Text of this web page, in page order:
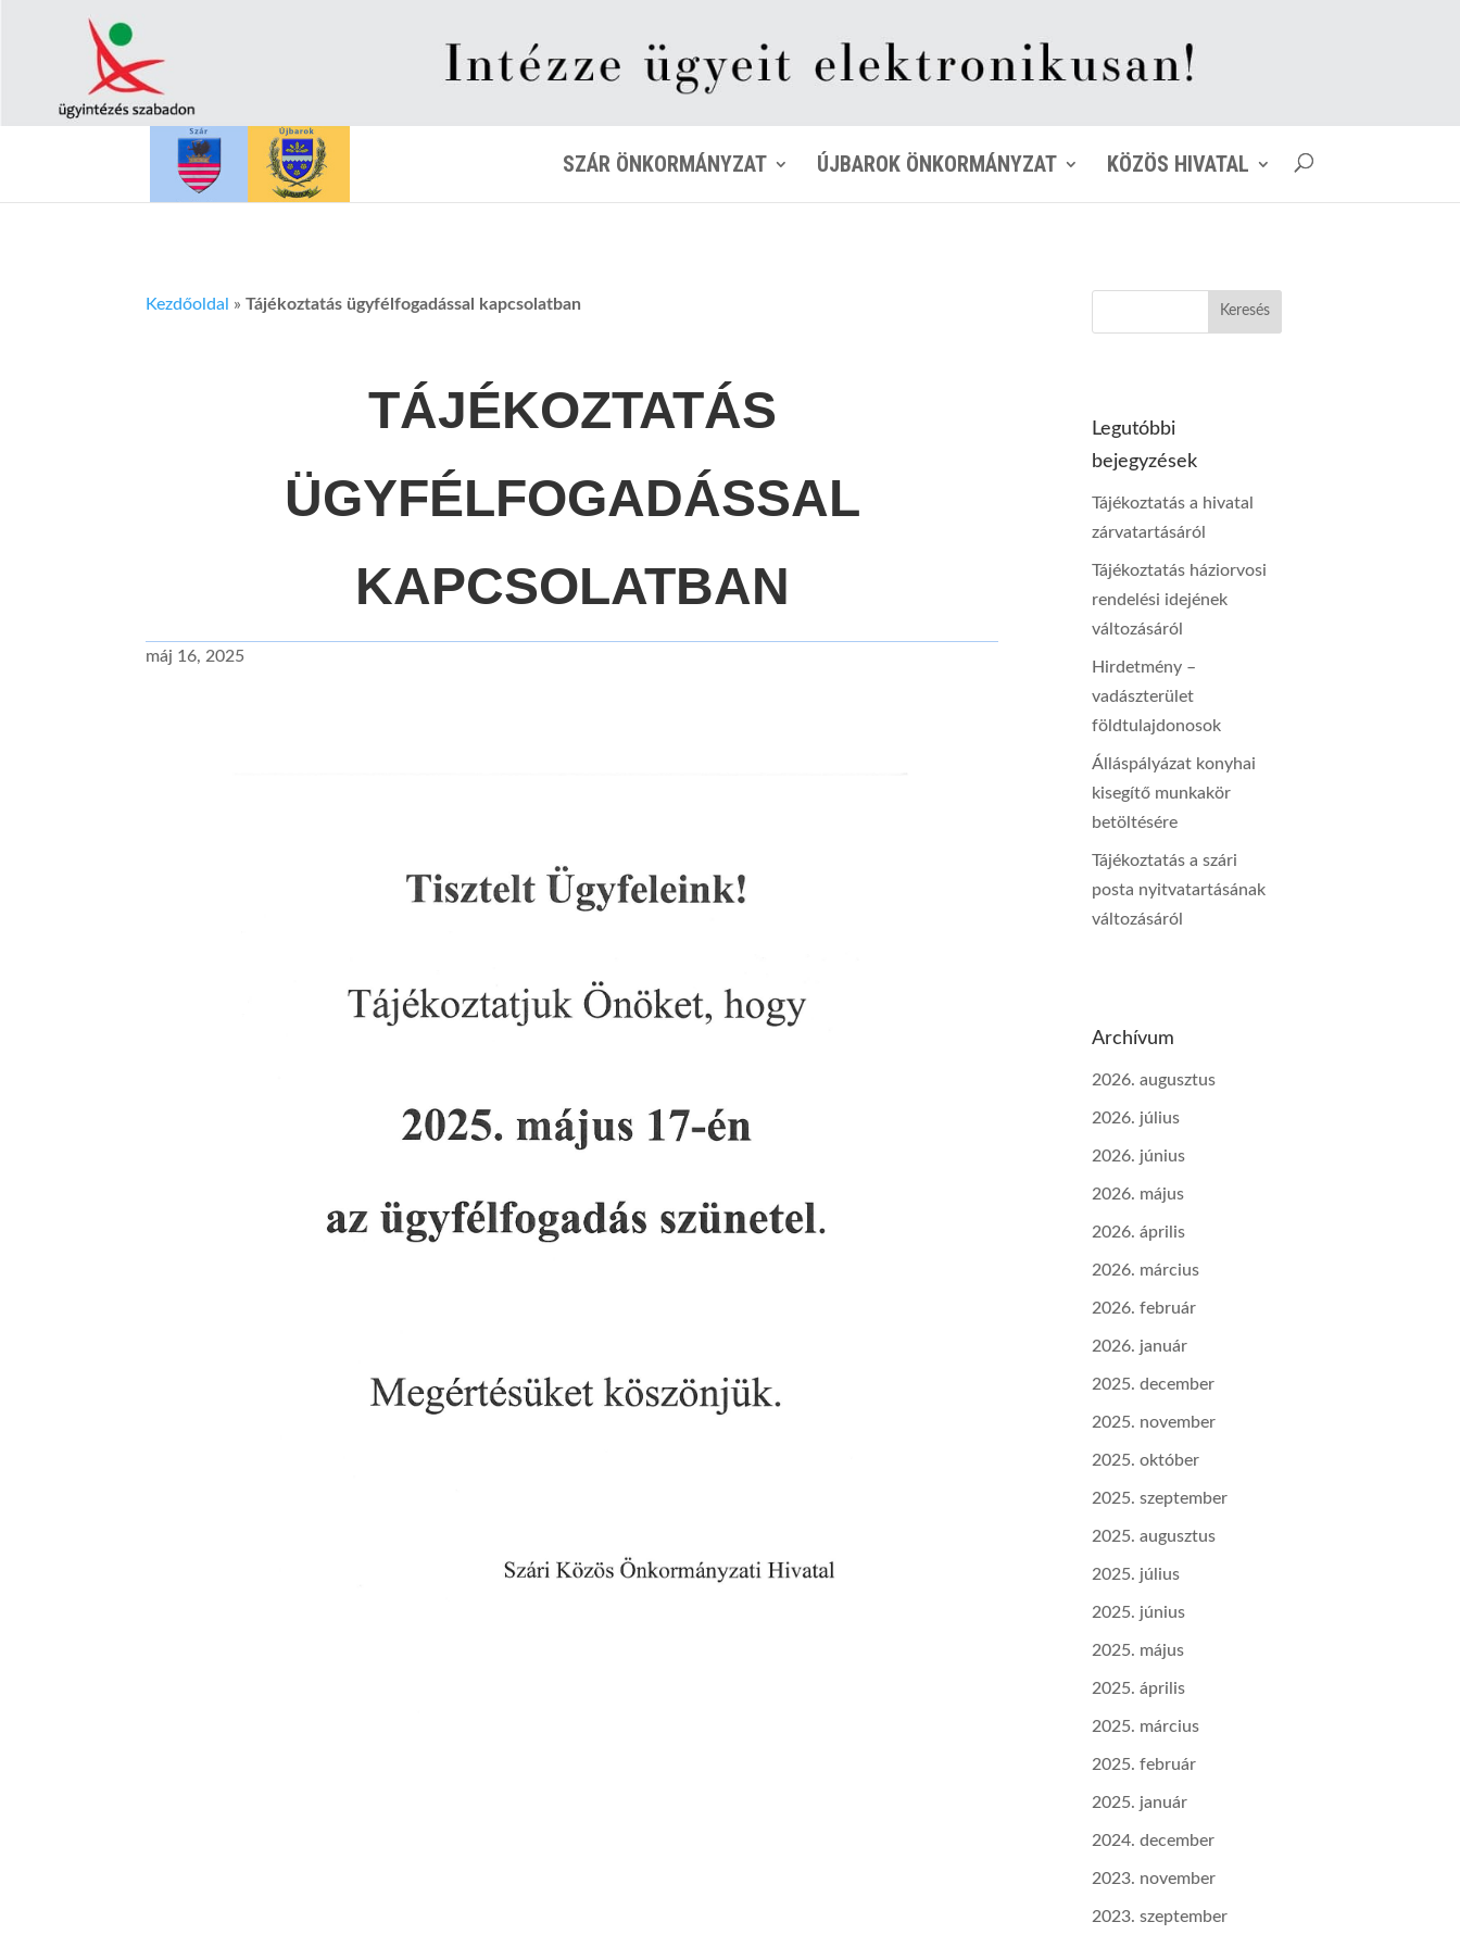
SZÁR ÖNKORMÁNYZAT ÚJBAROK ÖNKORMÁNYZAT KÖZÖS HIVATAL
Kezdőoldal »Tájékoztatás ügyfélfogadással kapcsolatban
TÁJÉKOZTATÁS
ÜGYFÉLFOGADÁSSAL
KAPCSOLATBAN
máj 16, 2025
Legutóbbi
bejegyzések
Tájékoztatás a hivatal
zárvatartásáról
Tájékoztatás háziorvosi
rendelési idejének
változásáról
Hirdetmény –
vadászterület
földtulajdonosok
Álláspályázat konyhai
kisegítő munkakör
betöltésére
Tájékoztatás a szári
posta nyitvatartásának
változásáról
Archívum
2026. augusztus
2026. július
2026. június
2026. május
2026. április
2026. március
2026. február
2026. január
2025. december
2025. november
2025. október
2025. szeptember
2025. augusztus
2025. július
2025. június
2025. május
2025. április
2025. március
2025. február
2025. január
2024. december
2023. november
2023. szeptember